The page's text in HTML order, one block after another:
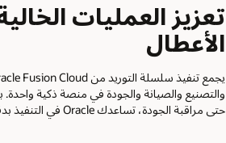
تعزيز العمليات
الأعطال
والتصنيع والصيانة والجودة في منصة ذكية واحدة.
حتى مراقبة الجودة، تساعدك Oracle في التنفيذ بدقة وسرعة وثقة.